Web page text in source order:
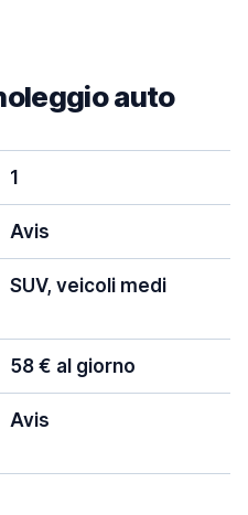
auto
1
Avis
SUV, veicoli medi
58 € al giorno
Avis